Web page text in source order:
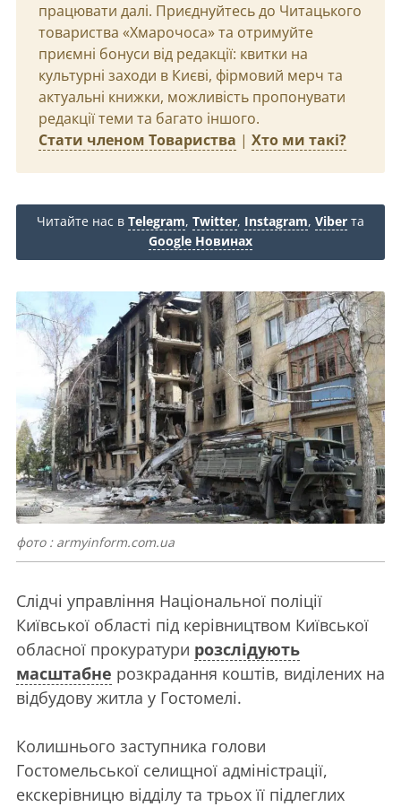
працювати далі. Приєднуйтесь до Читацького
товариства «Хмарочоса» та отримуйте
приємні бонуси від редакції: квитки на
культурні заходи в Києві, фірмовий мерч та
актуальні книжки, можливість пропонувати
редакції теми та багато іншого.
Стати членом Товариства | Хто ми такі?
Читайте нас в Telegram, Twitter, Instagram, Viber та
Google Новинах
фото : armyinform.com.ua
Слідчі управління Національної поліції
Київської області під керівництвом Київської
обласної прокуратури розслідують
масштабне розкрадання коштів, виділених на
відбудову житла у Гостомелі.
Колишнього заступника голови
Гостомельської селищної адміністрації,
екскерівницю відділу та трьох її підлеглих